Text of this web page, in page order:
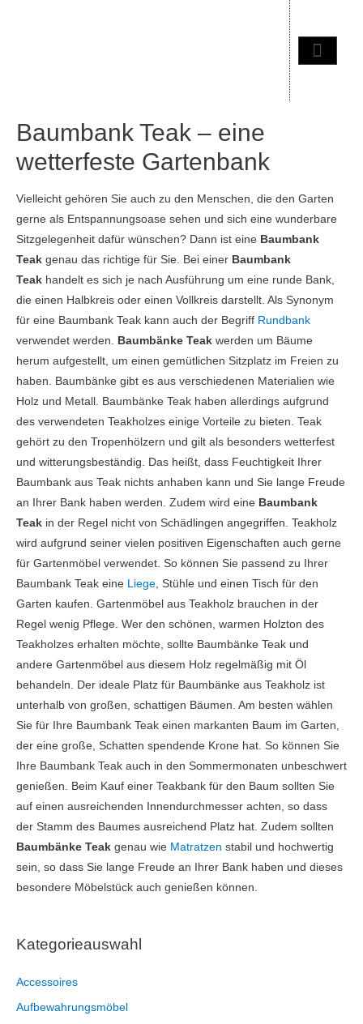
Kategorieauswahl
Accessoires
Aufbewahrungsmöbel
Baumbank Teak – eine
wetterfeste Gartenbank
Vielleicht gehören Sie auch zu den Menschen, die den Garten
gerne als Entspannungsoase sehen und sich eine wunderbare
Sitzgelegenheit dafür wünschen? Dann ist eine Baumbank
Teak genau das richtige für Sie. Bei einer Baumbank
Teak handelt es sich je nach Ausführung um eine runde Bank,
die einen Halbkreis oder einen Vollkreis darstellt. Als Synonym
für eine Baumbank Teak kann auch der Begriff Rundbank
verwendet werden. Baumbänke Teak werden um Bäume
herum aufgestellt, um einen gemütlichen Sitzplatz im Freien zu
haben. Baumbänke gibt es aus verschiedenen Materialien wie
Holz und Metall. Baumbänke Teak haben allerdings aufgrund
des verwendeten Teakholzes einige Vorteile zu bieten. Teak
gehört zu den Tropenhölzern und gilt als besonders wetterfest
und witterungsbeständig. Das heißt, dass Feuchtigkeit Ihrer
Baumbank aus Teak nichts anhaben kann und Sie lange Freude
an Ihrer Bank haben werden. Zudem wird eine Baumbank
Teak in der Regel nicht von Schädlingen angegriffen. Teakholz
wird aufgrund seiner vielen positiven Eigenschaften auch gerne
für Gartenmöbel verwendet. So können Sie passend zu Ihrer
Baumbank Teak eine Liege , Stühle und einen Tisch für den
Garten kaufen. Gartenmöbel aus Teakholz brauchen in der
Regel wenig Pflege. Wer den schönen, warmen Holzton des
Teakholzes erhalten möchte, sollte Baumbänke Teak und
andere Gartenmöbel aus diesem Holz regelmäßig mit Öl
behandeln. Der ideale Platz für Baumbänke aus Teakholz ist
unterhalb von großen, schattigen Bäumen. Am besten wählen
Sie für Ihre Baumbank Teak einen markanten Baum im Garten,
der eine große, Schatten spendende Krone hat. So können Sie
Ihre Baumbank Teak auch in den Sommermonaten unbeschwert
genießen. Beim Kauf einer Teakbank für den Baum sollten Sie
auf einen ausreichenden Innendurchmesser achten, so dass
der Stamm des Baumes ausreichend Platz hat. Zudem sollten
Baumbänke Teak genau wie Matratzen stabil und hochwertig
sein, so dass Sie lange Freude an Ihrer Bank haben und dieses
besondere Möbelstück auch genießen können.